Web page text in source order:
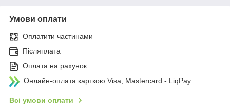
Умови оплати
Оплатити частинами
Післяплата
Оплата на рахунок
Онлайн-оплата карткою Visa, Mastercard - LiqPay
Всі умови оплати